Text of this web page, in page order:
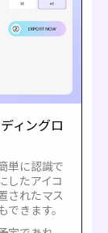
ィングロ
単に認識で
したアイコ
されたマス
きます。